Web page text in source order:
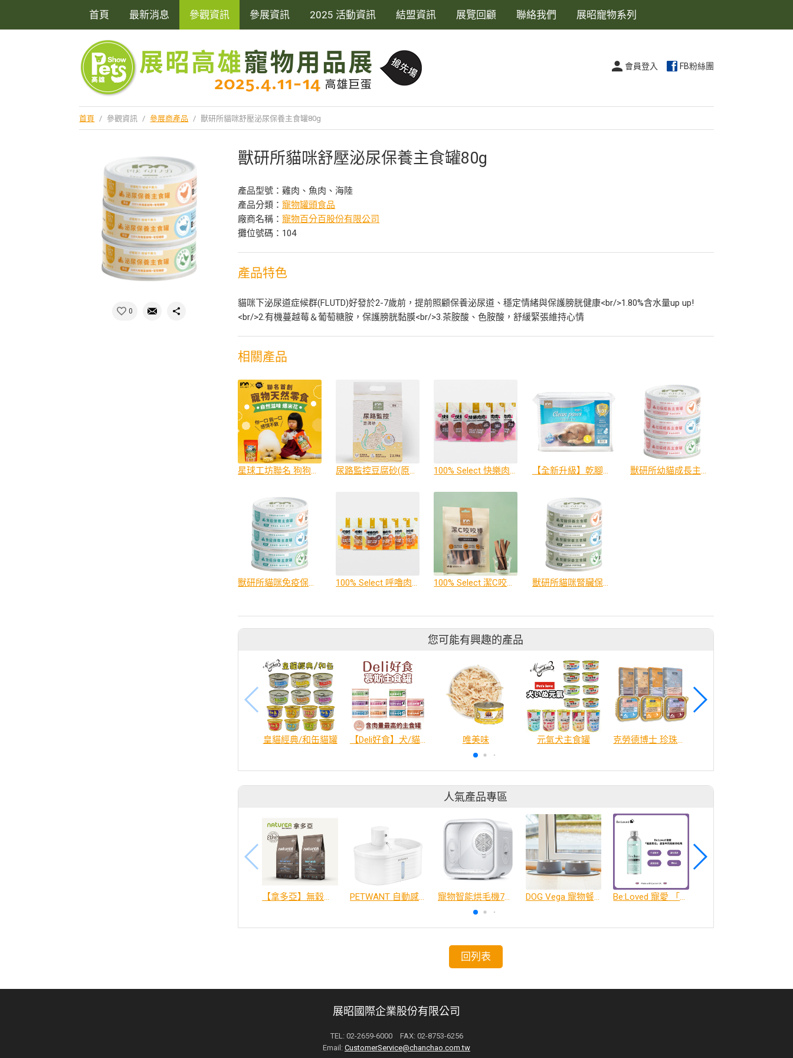
首頁 最新消息 參觀資訊 參展資訊 2025 活動資訊 結盟資訊 展覽回顧 聯絡我們 展昭寵物系列
會員登入 FB粉絲團
首頁 / 參觀資訊 / 參展商產品 / 獸研所貓咪舒壓泌尿保養主食罐80g
0
獸研所貓咪舒壓泌尿保養主食罐80g
產品型號：雞肉、魚肉、海陸
產品分類：寵物罐頭食品
廠商名稱：寵物百分百股份有限公司
攤位號碼：104
產品特色
貓咪下泌尿道症候群(FLUTD)好發於2-7歲前，提前照顧保養泌尿道、穩定情緒與保護膀胱健康<br/>1.80%含水量up up!
<br/>2.有機蔓越莓＆葡萄糖胺，保護膀胱黏膜<br/>3.茶胺酸、色胺酸，舒緩緊張維持心情
相關產品
星球工坊聯名 狗狗爆米花 尿路監控豆腐砂(原味/綠茶) 2.5 kg 100% Select 快樂肉肉100g 【全新升級】乾腳丫尿布墊(S、M、L) 獸研所幼貓成長主食罐80g
獸研所貓咪免疫保養主食罐80g 100% Select 呼嚕肉肉｜30g 100% Select 潔C咬咬棒 (150g) - 雞肉起士 獸研所貓咪腎臟保養主食罐80g
您可能有興趣的產品
皇貓經典/和缶貓罐 【Deli好食】犬/貓慕斯主食罐 唯美味 元氣犬主食罐 克勞德博士 珍珠系列貓餐包／餐盒
人氣產品專區
【拿多亞】無穀低敏 犬糧 PETWANT 自動感應無線寵物飲水機 W4-L 寵物智能烘毛機75L DOG Vega 寵物餐碗、餐碗墊 Be:Loved 寵愛 「寵愛森活」 蘆薈天然柔順洗毛精
回列表
展昭國際企業股份有限公司
TEL: 02-2659-6000 FAX: 02-8753-6256
Email: CustomerService@chanchao.com.tw